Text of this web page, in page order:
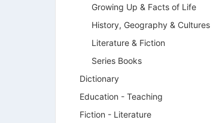
Growing Up & Facts of Life
History, Geography & Cultures
Literature & Fiction
Series Books
Dictionary
Education - Teaching
Fiction - Literature